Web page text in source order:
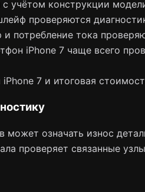
учётом конструкции
проверяются
и потребление тока
iPhone 7 чаще всего
7 и итоговая
означать износ
проверяет связанные